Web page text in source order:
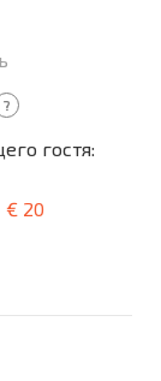
?
гостя:
€ 20